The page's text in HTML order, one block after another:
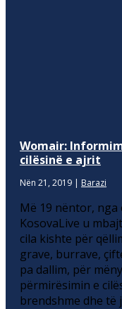
Womair:
cilësinë e ajrit
Nën 21, 2019 | Barazi
Më 19 nëntor, nga
KosovaLive u
cila kishte për
grave, burrave,
pa dallim, për
përmirësimin e
brendshme dhe të